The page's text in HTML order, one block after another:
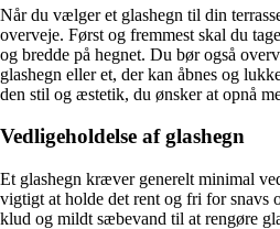
Når du vælger et glashegn til din
overveje. Først og fremmest skal du
og bredde på hegnet. Du bør også
glashegn eller et, der kan åbnes og
den stil og æstetik, du ønsker at opnå
Vedligeholdelse af glashegn
Et glashegn kræver generelt minimal
vigtigt at holde det rent og fri for snavs
klud og mildt sæbevand til at rengøre